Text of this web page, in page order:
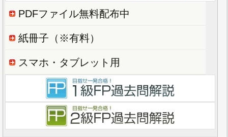
PDFファイル無料配布中
紙冊子（※有料）
スマホ・タブレット用